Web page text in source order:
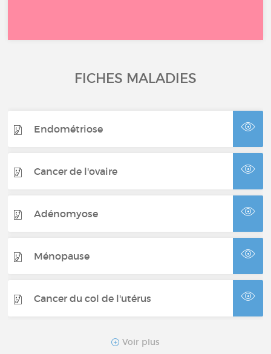
FICHES MALADIES
Endométriose
Cancer de l'ovaire
Adénomyose
Ménopause
Cancer du col de l'utérus
Voir plus